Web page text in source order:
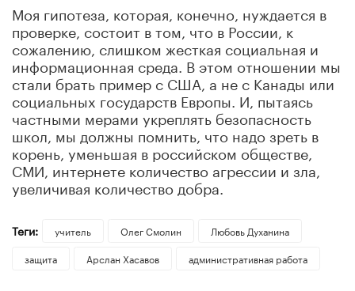
Моя гипотеза, которая, конечно, нуждается в
проверке, состоит в том, что в России, к
сожалению, слишком жесткая социальная и
информационная среда. В этом отношении мы
стали брать пример с США, а не с Канады или
социальных государств Европы. И, пытаясь
частными мерами укреплять безопасность
школ, мы должны помнить, что надо зреть в
корень, уменьшая в российском обществе,
СМИ, интернете количество агрессии и зла,
увеличивая количество добра.
Теги: учитель Олег Смолин
Любовь Духанина
защита
Арслан Хасавов административная работа